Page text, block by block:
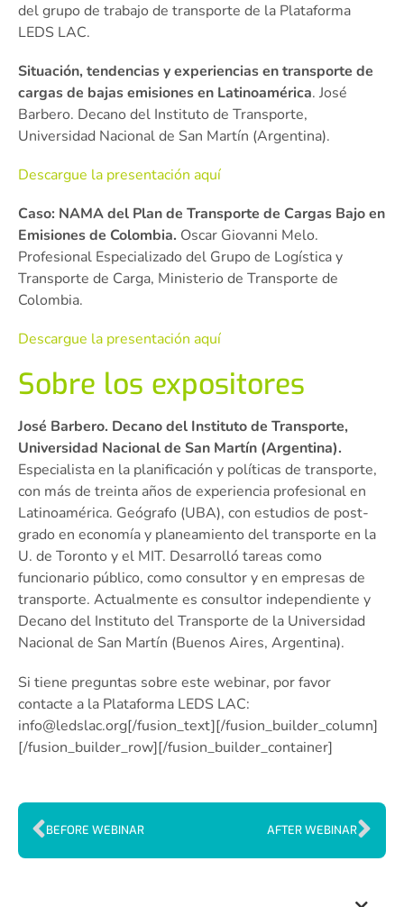
del grupo de trabajo de transporte de la Plataforma
LEDS LAC.
Situación, tendencias y experiencias en transporte de
cargas de bajas emisiones en Latinoamérica. José
Barbero. Decano del Instituto de Transporte,
Universidad Nacional de San Martín (Argentina).
Descargue la presentación aquí
Caso: NAMA del Plan de Transporte de Cargas Bajo en
Emisiones de Colombia. Oscar Giovanni Melo.
Profesional Especializado del Grupo de Logística y
Transporte de Carga, Ministerio de Transporte de
Colombia.
Descargue la presentación aquí
Sobre los expositores
José Barbero. Decano del Instituto de Transporte,
Universidad Nacional de San Martín (Argentina).
Especialista en la planificación y políticas de transporte,
con más de treinta años de experiencia profesional en
Latinoamérica. Geógrafo (UBA), con estudios de post-
grado en economía y planeamiento del transporte en la
U. de Toronto y el MIT. Desarrolló tareas como
funcionario público, como consultor y en empresas de
transporte. Actualmente es consultor independiente y
Decano del Instituto del Transporte de la Universidad
Nacional de San Martín (Buenos Aires, Argentina).
Si tiene preguntas sobre este webinar, por favor
contacte a la Plataforma LEDS LAC:
info@ledslac.org[/fusion_text][/fusion_builder_column]
[/fusion_builder_row][/fusion_builder_container]
BEFORE WEBINAR AFTER WEBINAR